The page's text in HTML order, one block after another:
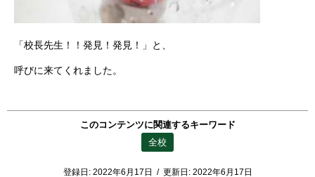
「校長先生！！発見！発見！」と、
呼びに来てくれました。
このコンテンツに関連するキーワード
全校
登録日: 2022年6月17日 / 更新日: 2022年6月17日